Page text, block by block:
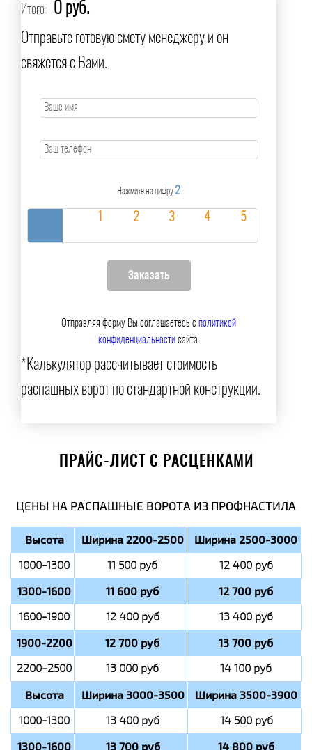
Итого: 0 руб.
Отправьте готовую смету менеджеру и он
свяжется с Вами.
Нажмите на цифру 2
Отправляя форму Вы соглашаетесь сполитикой
конфиденциальностисайта.
*Калькулятор рассчитывает стоимость
распашных ворот по стандартной конструкции.
ПРАЙС-ЛИСТ С РАСЦЕНКАМИ
ЦЕНЫ НА РАСПАШНЫЕ ВОРОТА ИЗ ПРОФНАСТИЛА
Высота Ширина 2200-2500 Ширина 2500-3000
1000-1300 11 500 руб 12 400 руб
1300-1600 11 600 руб 12 700 руб
1600-1900 12 400 руб 13 400 руб
1900-2200 12 700 руб 13 700 руб
2200-2500 13 000 руб 14 100 руб
Высота Ширина 3000-3500 Ширина 3500-3900
1000-1300 13 400 руб 14 500 руб
1300-1600 13 700 руб 14 800 руб